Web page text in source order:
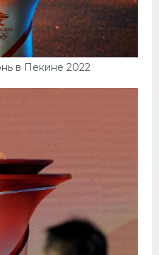
в Пекине 2022